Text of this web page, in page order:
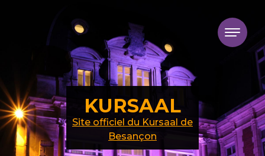
KURSAAL
Site officiel du Kursaal de
Besançon